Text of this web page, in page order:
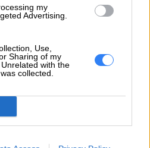
my
Advertising.
Use,
Sharing of my
with the
collected.
do pracy w korporacji,
wydajność i niezawodność
filtry przeciwpyłowe, dzięki
jest dużo dłuższe. Co
został w technologię Intel
przedsiębiorstwem
Zdalne naprawianie,
oraz aktualizowanie
sprawia, że